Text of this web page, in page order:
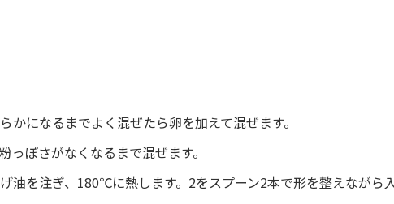
かになるまでよく混ぜたら卵を加えて混ぜます。
っぽさがなくなるまで混ぜます。
油を注ぎ、180℃に熱します。2をスプーン2本で形を整えながら入